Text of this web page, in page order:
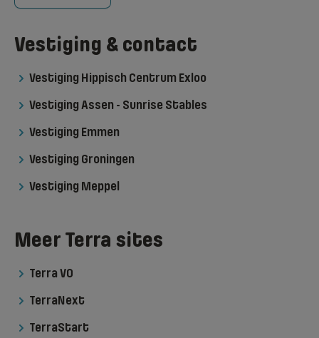
Vestiging & contact
Vestiging Hippisch Centrum Exloo
Vestiging Assen - Sunrise Stables
Vestiging Emmen
Vestiging Groningen
Vestiging Meppel
Meer Terra sites
Terra VO
TerraNext
TerraStart